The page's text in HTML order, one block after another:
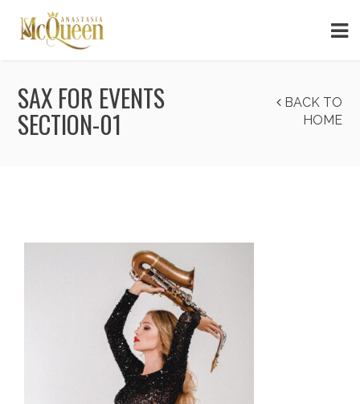
SAX FOR EVENTS
SECTION-01
BACK TO
HOME